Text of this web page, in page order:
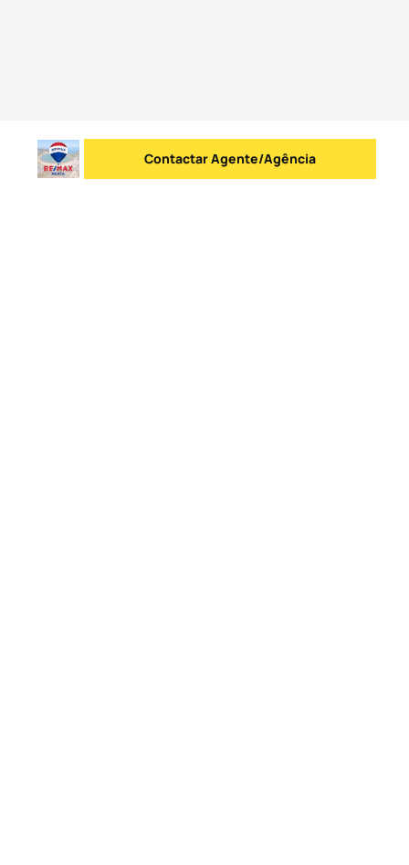
Enviar mensagem
Contactar Agente/Agência